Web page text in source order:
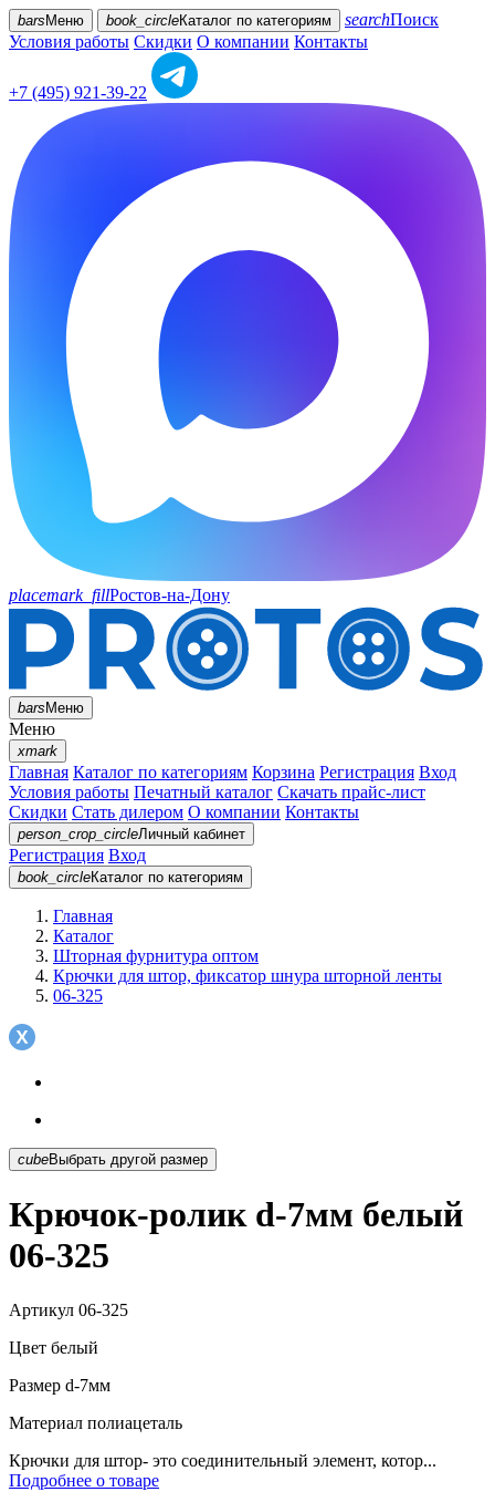
bars Меню book_circleКаталог по категориям searchПоиск
Условия работы Скидки О компании Контакты
+7 (495) 921-39-22
placemark_fillРостов-на-Дону
barsМеню
Меню
xmark
Главная Каталог по категориям Корзина Регистрация Вход
Условия работы Печатный каталог Скачать прайс-лист
Скидки Стать дилером О компании Контакты
person_crop_circleЛичный кабинет
Регистрация Вход
book_circleКаталог по категориям
Главная
Каталог
Шторная фурнитура оптом
Крючки для штор, фиксатор шнура шторной ленты
06-325
cubeВыбрать другой размер
Крючок-ролик d-7мм белый
06-325
Артикул 06-325
Цвет белый
Размер d-7мм
Материал полиацеталь
Крючки для штор- это соединительный элемент, котор...
Подробнее о товаре